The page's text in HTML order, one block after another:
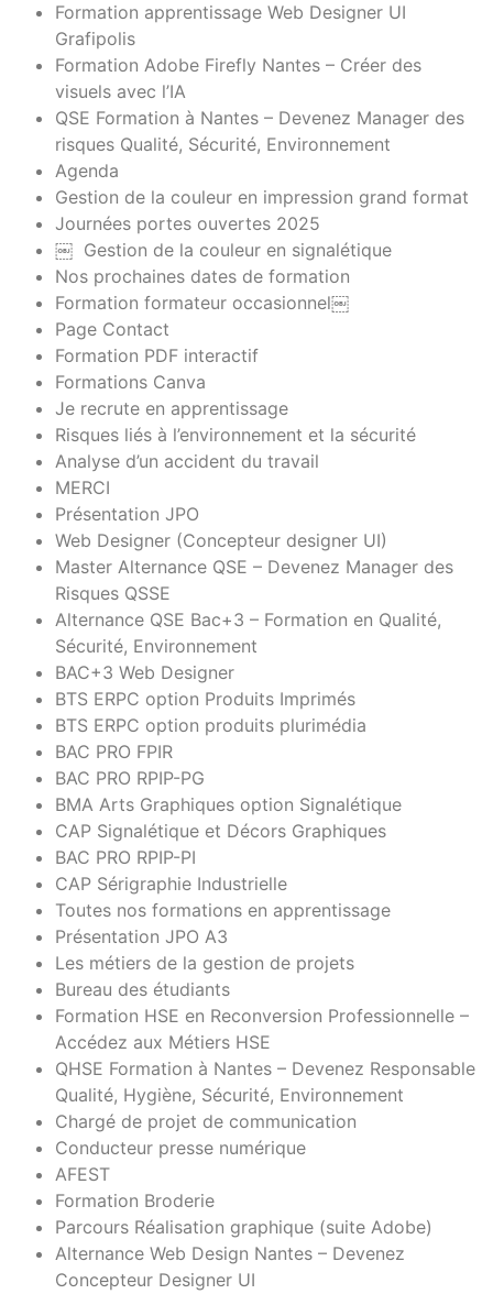
Formation apprentissage Web Designer UI
Grafipolis
Formation Adobe Firefly Nantes – Créer des
visuels avec l’IA
QSE Formation à Nantes – Devenez Manager des
risques Qualité, Sécurité, Environnement
Agenda
Gestion de la couleur en impression grand format
Journées portes ouvertes 2025
￼ Gestion de la couleur en signalétique
Nos prochaines dates de formation
Formation formateur occasionnel￼
Page Contact
Formation PDF interactif
Formations Canva
Je recrute en apprentissage
Risques liés à l’environnement et la sécurité
Analyse d’un accident du travail
MERCI
Présentation JPO
Web Designer (Concepteur designer UI)
Master Alternance QSE – Devenez Manager des
Risques QSSE
Alternance QSE Bac+3 – Formation en Qualité,
Sécurité, Environnement
BAC+3 Web Designer
BTS ERPC option Produits Imprimés
BTS ERPC option produits plurimédia
BAC PRO FPIR
BAC PRO RPIP-PG
BMA Arts Graphiques option Signalétique
CAP Signalétique et Décors Graphiques
BAC PRO RPIP-PI
CAP Sérigraphie Industrielle
Toutes nos formations en apprentissage
Présentation JPO A3
Les métiers de la gestion de projets
Bureau des étudiants
Formation HSE en Reconversion Professionnelle –
Accédez aux Métiers HSE
QHSE Formation à Nantes – Devenez Responsable
Qualité, Hygiène, Sécurité, Environnement
Chargé de projet de communication
Conducteur presse numérique
AFEST
Formation Broderie
Parcours Réalisation graphique (suite Adobe)
Alternance Web Design Nantes – Devenez
Concepteur Designer UI